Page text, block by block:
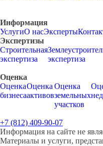
Информация
УслугиО насЭксперты
Экспертизы
Строительная
экспертиза
экспертиза
Оценка
Оценка
бизнеса
Оценка
активов
Оценка
земельных
участков
+7 (812) 409-90-07
Информация на сайте не
Материалы и услуги,